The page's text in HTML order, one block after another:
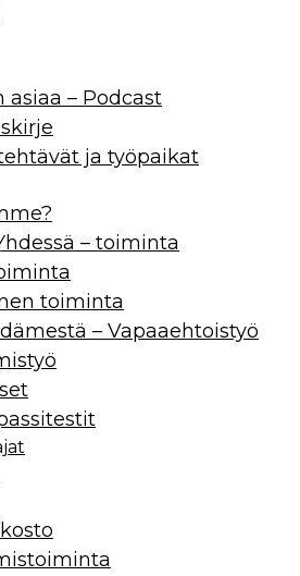
asiaa – Podcast
ja työpaikat
– toiminta
toiminta
– Vapaaehtoistyö